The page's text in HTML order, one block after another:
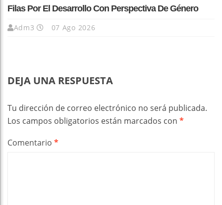
Filas Por El Desarrollo Con Perspectiva De Género
Adm3 07 Ago 2026
DEJA UNA RESPUESTA
Tu dirección de correo electrónico no será publicada.
Los campos obligatorios están marcados con *
Comentario *